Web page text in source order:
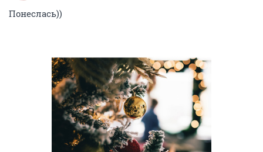
Понеслась))